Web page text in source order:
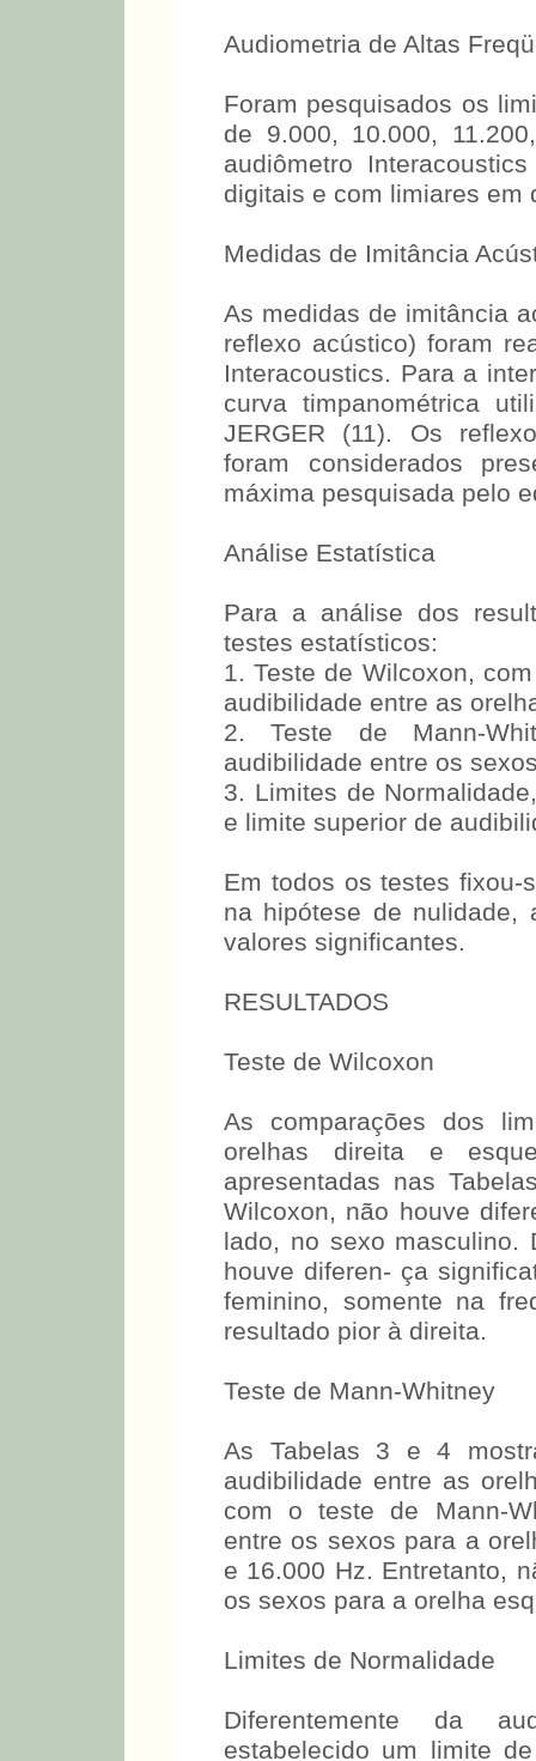
audiometria tonal e acerto
Audiometria de Altas
Foram pesquisados os
de 9.000, 10.000,
digitais e com limiares em
Medidas de Imitância
As medidas de imitância
reflexo acústico) foram
Interacoustics. Para a
curva timpanométrica
JERGER (11). Os
máxima pesquisada pelo
Análise Estatística
Para a análise dos
testes estatísticos:
1. Teste de Wilcoxon,
audibilidade entre as
2. Teste de Mann-
audibilidade entre os
e limite superior de
Em todos os testes
valores significantes.
RESULTADOS
Teste de Wilcoxon
As comparações dos
orelhas direita e
apresentadas nas
Wilcoxon, não houve
lado, no sexo masculino.
houve diferen- ça
resultado pior à direita.
Teste de Mann-Whitney
As Tabelas 3 e 4
audibilidade entre as
com o teste de Mann-
entre os sexos para a
os sexos para a orelha
Limites de Normalidade